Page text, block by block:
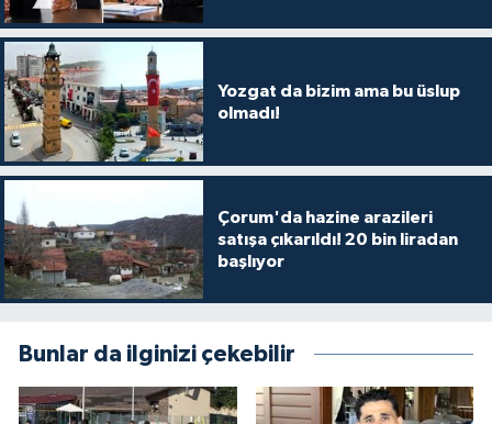
Yozgat da bizim ama bu üslup
olmadı!
Çorum'da hazine arazileri
satışa çıkarıldı! 20 bin liradan
başlıyor
Bunlar da ilginizi çekebilir